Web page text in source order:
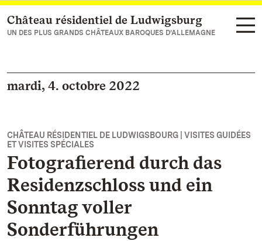
Vers la page d’accueil
Château résidentiel de Ludwigsburg
UN DES PLUS GRANDS CHÂTEAUX BAROQUES D’ALLEMAGNE
mardi, 4. octobre 2022
CHÂTEAU RÉSIDENTIEL DE LUDWIGSBOURG | VISITES GUIDÉES
ET VISITES SPÉCIALES
Fotografierend durch das
Residenzschloss und ein
Sonntag voller
Sonderführungen